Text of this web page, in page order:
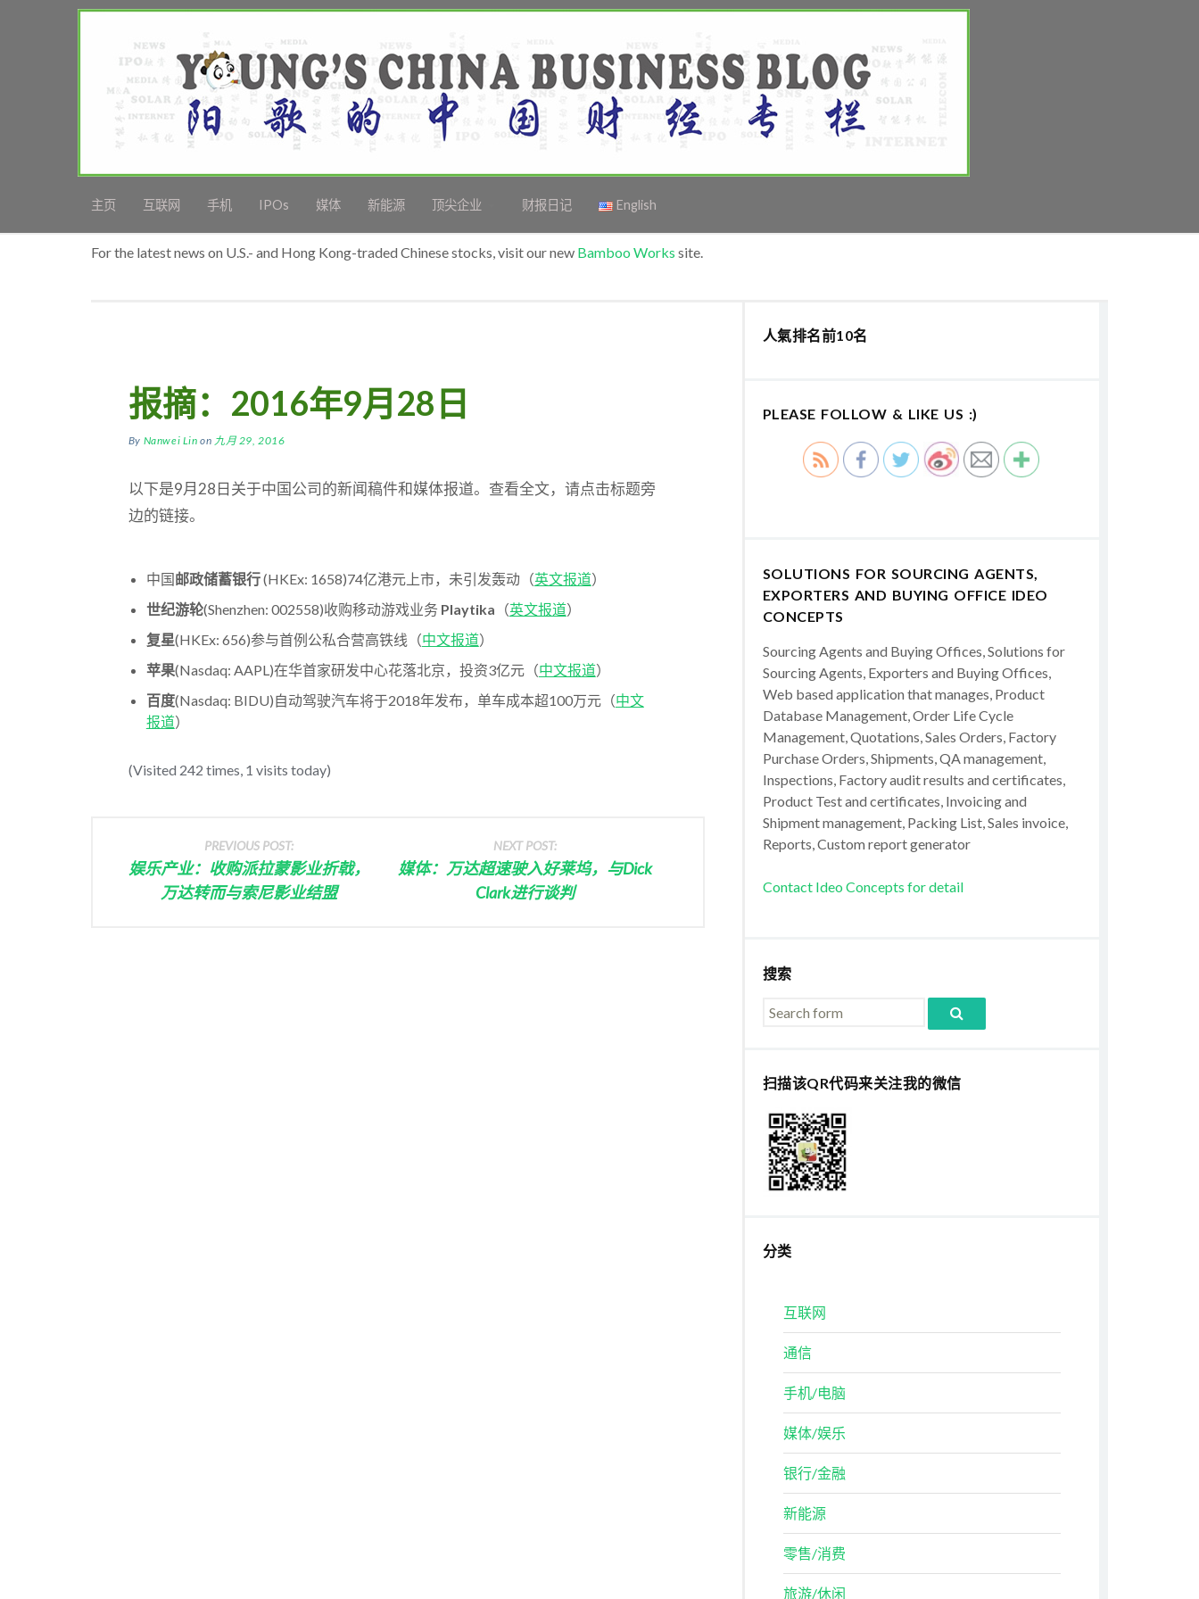
主页 互联网 手机 IPOs 媒体 新能源 顶尖企业 财报日记 English
For the latest news on U.S.- and Hong Kong-traded Chinese stocks, visit our new Bamboo Works site.
报摘：2016年9月28日
By Nanwei Lin on 九月 29, 2016
以下是9月28日关于中国公司的新闻稿件和媒体报道。查看全文，请点击标题旁
边的链接。
中国邮政储蓄银行(HKEx: 1658)74亿港元上市，未引发轰动（英文报道）
世纪游轮(Shenzhen: 002558)收购移动游戏业务 Playtika （英文报道）
复星(HKEx: 656)参与首例公私合营高铁线（中文报道）
苹果(Nasdaq: AAPL)在华首家研发中心花落北京，投资3亿元（中文报道）
百度(Nasdaq: BIDU)自动驾驶汽车将于2018年发布，单车成本超100万元（中文
报道）
(Visited 242 times, 1 visits today)
PREVIOUS POST:
娱乐产业：收购派拉蒙影业折戟，
万达转而与索尼影业结盟
NEXT POST:
媒体：万达超速驶入好莱坞，与Dick
Clark进行谈判
人氣排名前10名
PLEASE FOLLOW & LIKE US :)
SOLUTIONS FOR SOURCING AGENTS,
EXPORTERS AND BUYING OFFICE IDEO
CONCEPTS
Sourcing Agents and Buying Offices, Solutions for
Sourcing Agents, Exporters and Buying Offices,
Web based application that manages, Product
Database Management, Order Life Cycle
Management, Quotations, Sales Orders, Factory
Purchase Orders, Shipments, QA management,
Inspections, Factory audit results and certificates,
Product Test and certificates, Invoicing and
Shipment management, Packing List, Sales invoice,
Reports, Custom report generator
Contact Ideo Concepts for detail
搜索
扫描该QR代码来关注我的微信
分类
互联网
通信
手机/电脑
媒体/娱乐
银行/金融
新能源
零售/消费
旅游/休闲